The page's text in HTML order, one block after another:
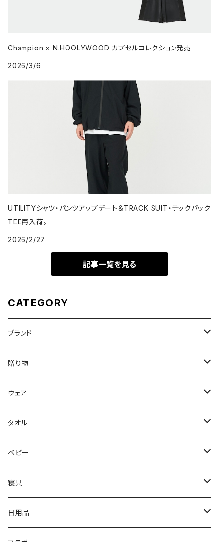
Champion × N.HOOLYWOOD カプセルコレクション発売
2026/3/6
UTILITYシャツ・パンツアップデート＆TRACK SUIT・テックパック
TEE再入荷。
2026/2/27
記事一覧を見る
CATEGORY
ブランド
DON'T SLEEP
FreshService
N.HOOLYWOOD
Hippopotamus
oblada
fog linen work
贈り物
母の日ギフト
出産祝い
〜5,000円
5,001〜10,000円
結婚祝い
〜5,000円
5,001〜10,000円
新築・引越祝い
〜5,000円
5,001〜10,000円
内祝い（お返し）
〜5,000円
ウェア
メンズウェア
レディースウェア
Tシャツ
スウェット・パーカー
タオル
タオル
限定カラー
ホームグッズ
ベビー
出産ご準備
家族みんなで使える
寝具
枕
U字枕
日用品